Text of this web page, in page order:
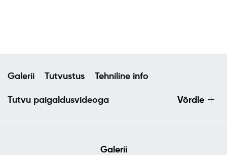
Galerii Tutvustus Tehniline info
Tutvu paigaldusvideoga Võrdle
Galerii